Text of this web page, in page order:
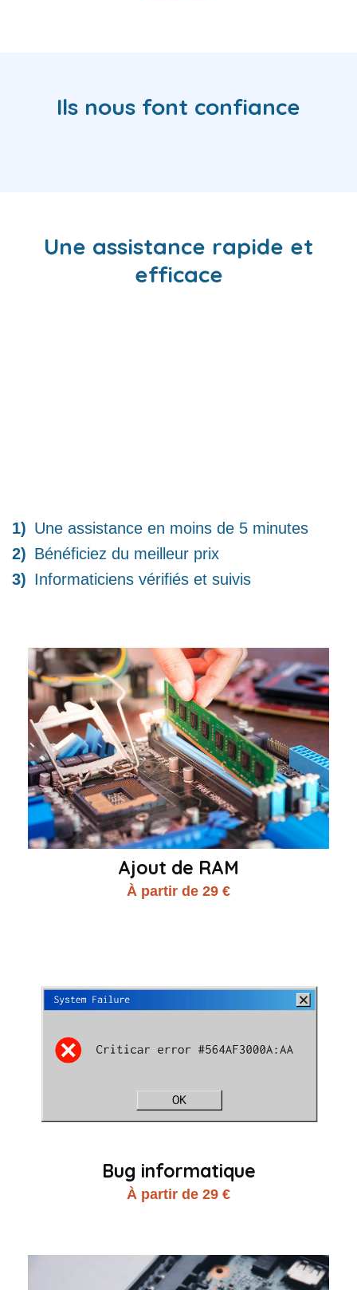
Ils nous font confiance
Une assistance rapide et
efficace
Une assistance en moins de 5 minutes
Bénéficiez du meilleur prix
Informaticiens vérifiés et suivis
Ajout de RAM
À partir de 29 €
Bug informatique
À partir de 29 €